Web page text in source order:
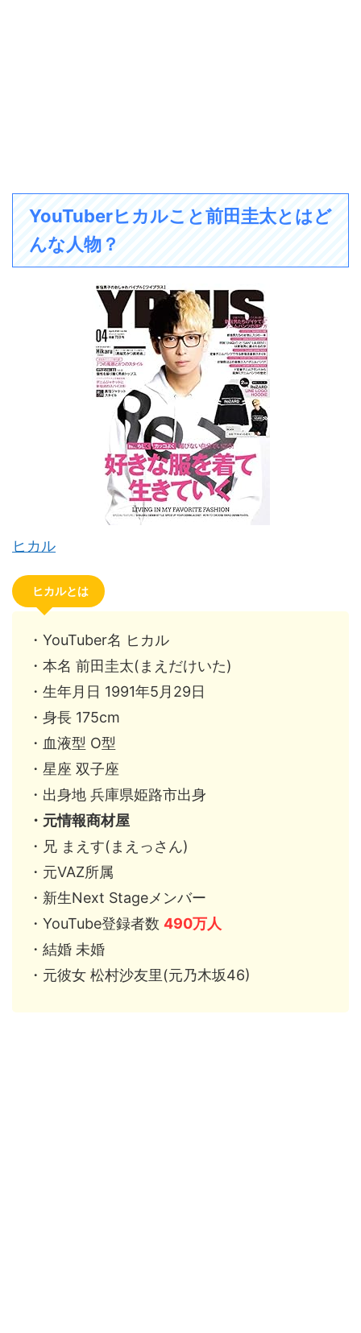
YouTuberヒカルこと前田圭太とはど
んな人物？
ヒカル
ヒカルとは
・YouTuber名 ヒカル
・本名 前田圭太(まえだけいた)
・生年月日 1991年5月29日
・身長 175cm
・血液型 O型
・星座 双子座
・出身地 兵庫県姫路市出身
・元情報商材屋
・兄 まえす(まえっさん)
・元VAZ所属
・新生Next Stageメンバー
・YouTube登録者数 490万人
・結婚 未婚
・元彼女 松村沙友里(元乃木坂46)